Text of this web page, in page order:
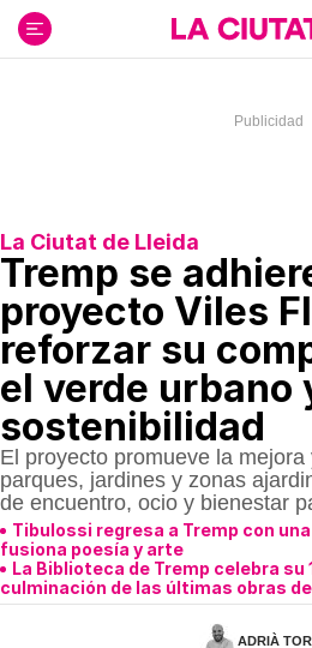
contenido
La Ciutat de Lleida
Tremp se
proyecto Viles
reforzar su
el verde urbano
sostenibilidad
El proyecto promueve la
parques, jardines y zonas
de encuentro, ocio y bienestar
Tibulossi regresa a Tremp con
fusiona poesía y arte
La Biblioteca de Tremp celebra su
culminación de las últimas obras
ADRIÀ